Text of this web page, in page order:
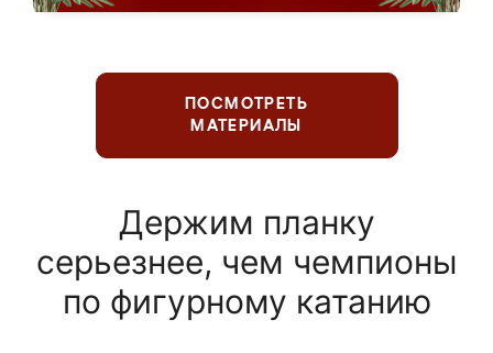
ПОСМОТРЕТЬ
МАТЕРИАЛЫ
Держим планку
серьезнее, чем чемпионы
по фигурному катанию